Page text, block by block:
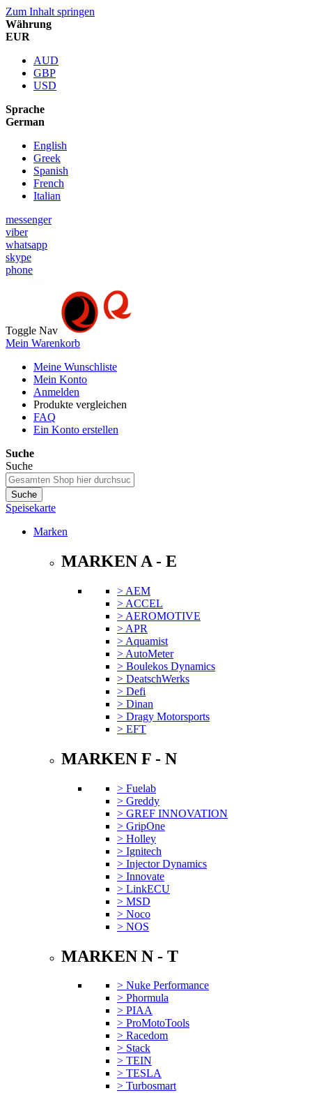
Zum Inhalt springen
Währung
EUR
AUD
GBP
USD
Sprache
German
English
Greek
Spanish
French
Italian
messenger
viber
whatsapp
skype
phone
Toggle Nav
Mein Warenkorb
Meine Wunschliste
Mein Konto
Anmelden
Produkte vergleichen
FAQ
Ein Konto erstellen
Suche
Suche
Suche
Speisekarte
Marken
MARKEN A - E
> AEM
> ACCEL
> AEROMOTIVE
> APR
> Aquamist
> AutoMeter
> Boulekos Dynamics
> DeatschWerks
> Defi
> Dinan
> Dragy Motorsports
> EFT
MARKEN F - N
> Fuelab
> Greddy
> GREF INNOVATION
> GripOne
> Holley
> Ignitech
> Injector Dynamics
> Innovate
> LinkECU
> MSD
> Noco
> NOS
MARKEN N - T
> Nuke Performance
> Phormula
> PIAA
> ProMotoTools
> Racedom
> Stack
> TEIN
> TESLA
> Turbosmart